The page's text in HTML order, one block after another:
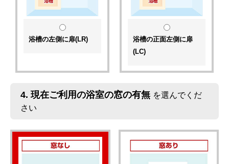
浴槽の左側に扉(LR)
浴槽の正面左側に扉
(LC)
4. 現在ご利用の浴室の窓の有無 を選んでくだ
さい